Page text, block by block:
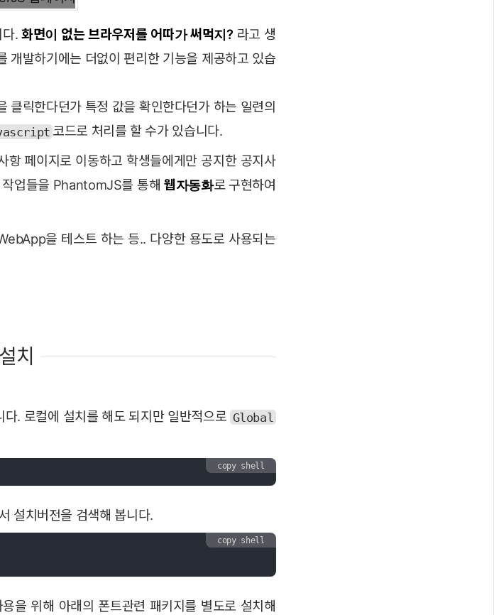
다.화면이 없는 브라우저를 어따가 써먹지? 라고 생
개발하기에는 더없이 편리한 기능을 제공하고 있습
클릭한다던가 특정 값을 확인한다던가 하는 일련의
코드로 처리를 할 수가 있습니다.
항 페이지로 이동하고 학생들에게만 공지한 공지사
업들을 PhantomJS를 통해 웹자동화로 구현하여
을 테스트 하는 등.. 다양한 용도로 사용되는
설치
. 로컬에 설치를 해도 되지만 일반적으로Global
copy shell
설치버전을 검색해 봅니다.
copy shell
을 위해 아래의 폰트관련 패키지를 별도로 설치해